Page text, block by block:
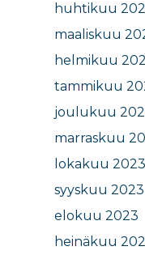
huhtikuu
maaliskuu
helmikuu
tammikuu
joulukuu
marraskuu
lokakuu 2023
syyskuu 2023
elokuu 2023
heinäkuu